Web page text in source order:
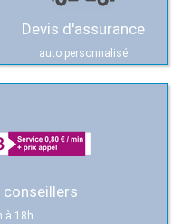
Devis d'assurance
auto personnalisé
à 18h